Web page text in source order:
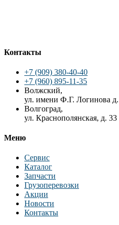
Контакты
+7 (909) 380-40-40
+7 (960) 895-11-35
Волжский,
ул. имени Ф.Г. Логинова
Волгоград,
ул. Краснополянская, д. 33
Меню
Сервис
Каталог
Запчасти
Грузоперевозки
Акции
Новости
Контакты